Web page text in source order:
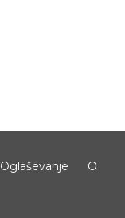
Oglaševanje
O